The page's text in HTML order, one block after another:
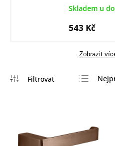
Skladem u
543 Kč
Zobrazit